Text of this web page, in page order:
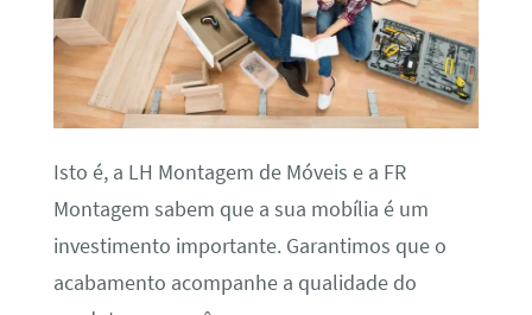
Isto é, a LH Montagem de Móveis e a FR
Montagem sabem que a sua mobília é um
investimento importante. Garantimos que o
acabamento acompanhe a qualidade do